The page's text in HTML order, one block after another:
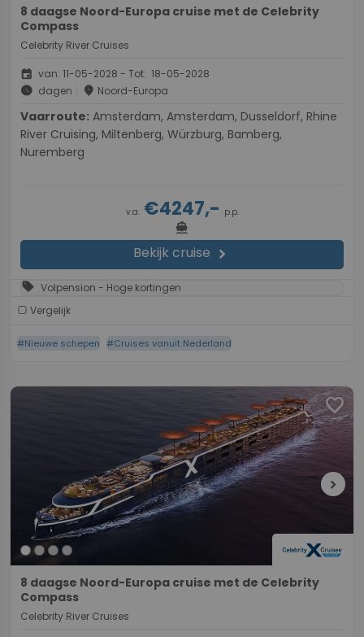
8 daagse Noord-Europa cruise met de Celebrity
Compass
Celebrity River Cruises
event van: 11-05-2028 - Tot: 18-05-2028
schedule dagen place Noord-Europa
Vaarroute:
River Cruising, Miltenberg, Würzburg, Bamberg,
Nuremberg
v.a.€4247,- p.p.
directions_boat
Bekijk cruise chevron_right
sell Volpension - Hoge kortingen
Vergelijk
#Nieuwe schepen #Cruises vanuit Nederland
favorite
chevron_right
8 daagse Noord-Europa cruise met de Celebrity
Compass
Celebrity River Cruises